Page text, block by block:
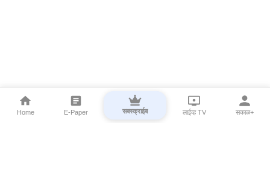
Home E-Paper सबस्क्राईब लाईव्ह TV सकाळ+